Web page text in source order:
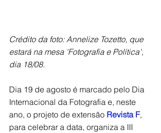
Crédito da foto: Annelize Tozetto, que
estará na mesa 'Fotografia e Política',
dia 18/08.
Dia 19 de agosto é marcado pelo Dia
Internacional da Fotografia e, neste
ano, o projeto de extensão Revista F,
para celebrar a data, organiza a III